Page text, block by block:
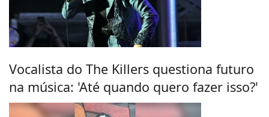
Vocalista do The Killers questiona futuro
na música: 'Até quando quero fazer isso?'